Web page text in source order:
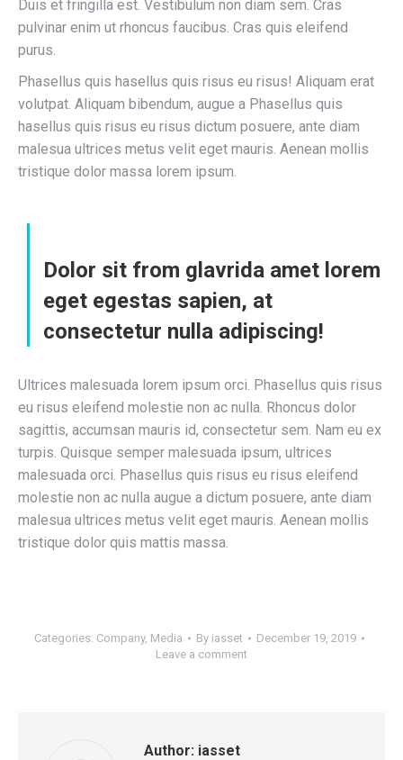
Duis et fringilla est. Vestibulum non diam sem. Cras
pulvinar enim ut rhoncus faucibus. Cras quis eleifend
purus.
Phasellus quis hasellus quis risus eu risus! Aliquam erat
volutpat. Aliquam bibendum, augue a Phasellus quis
hasellus quis risus eu risus dictum posuere, ante diam
malesua ultrices metus velit eget mauris. Aenean mollis
tristique dolor massa lorem ipsum.
Dolor sit from glavrida amet lorem
eget egestas sapien, at
consectetur nulla adipiscing!
Ultrices malesuada lorem ipsum orci. Phasellus quis risus
eu risus eleifend molestie non ac nulla. Rhoncus dolor
sagittis, accumsan mauris id, consectetur sem. Nam eu ex
turpis. Quisque semper malesuada ipsum, ultrices
malesuada orci. Phasellus quis risus eu risus eleifend
molestie non ac nulla augue a dictum posuere, ante diam
malesua ultrices metus velit eget mauris. Aenean mollis
tristique dolor quis mattis massa.
Categories: Company, Media By iasset
December 19, 2019
Leave a comment
Author: iasset